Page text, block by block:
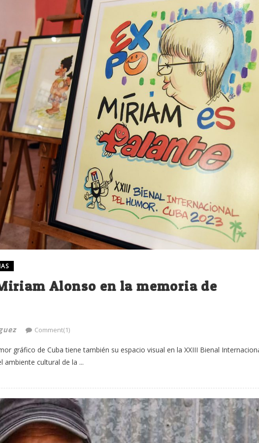
Alonso en la memoria de
Comment(1)
gráfico de Cuba tiene también su espacio visual en la XXIII Bienal
cultural de la ...